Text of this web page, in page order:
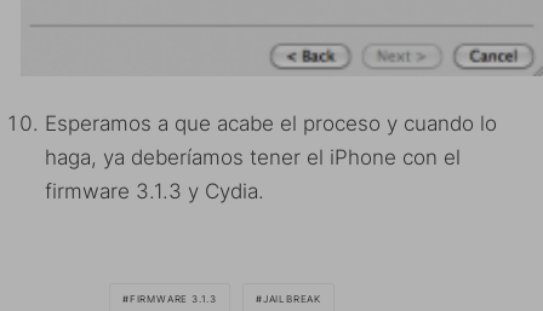
Esperamos a que acabe el proceso y cuando lo
haga, ya deberíamos tener el iPhone con el
firmware 3.1.3 y Cydia.
FIRMWARE 3.1.3 JAILBREAK